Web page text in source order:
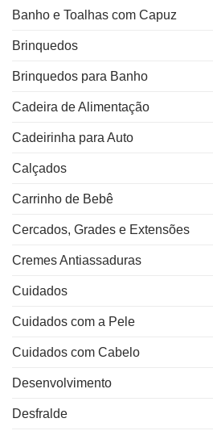
Banho e Toalhas com Capuz
Brinquedos
Brinquedos para Banho
Cadeira de Alimentação
Cadeirinha para Auto
Calçados
Carrinho de Bebê
Cercados, Grades e Extensões
Cremes Antiassaduras
Cuidados
Cuidados com a Pele
Cuidados com Cabelo
Desenvolvimento
Desfralde